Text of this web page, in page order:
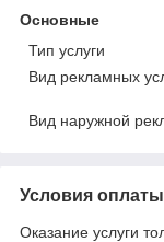
Основные
Тип услуги
Вид рекламных
Вид наружной
Условия оплаты
Оказание услуги